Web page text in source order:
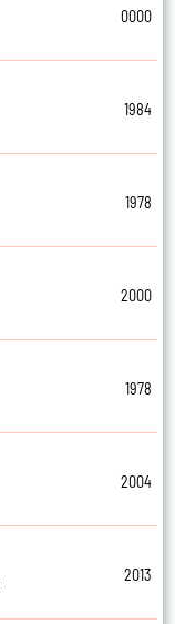
0000
1984
1978
2000
1978
2004
2013